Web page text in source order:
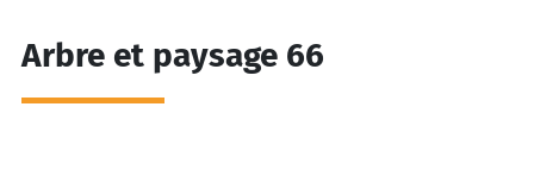
Arbre et paysage 66